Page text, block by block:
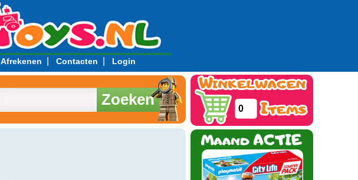
Afrekenen Contacten Login
Zoeken
0